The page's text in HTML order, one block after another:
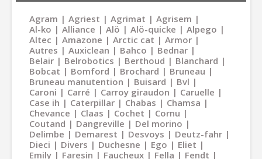
Agram Agriest Agrimat
Agrisem
Al-ko
Alliance Alö Alö-quicke
Alpego
Altec
Amazone Arctic cat
Armor
Autres
Auxiclean Bahco
Bednar
Belair
Belrobotics Berthoud
Blanchard
Bobcat
Bomford Brochard
Bruneau
Bruneau manutention
Buisard
Bvl
Caroni
Carré Carroy giraudon
Caruelle
Case ih
Caterpillar Chabas
Chamsa
Chevance
Claas Cochet
Cornu
Coutand
Dangreville
Del morino
Delimbe
Demarest Desvoys
Deutz-fahr
Dieci
Divers Duchesne Ego
Eliet
Emily
Faresin Faucheux Fella
Fendt